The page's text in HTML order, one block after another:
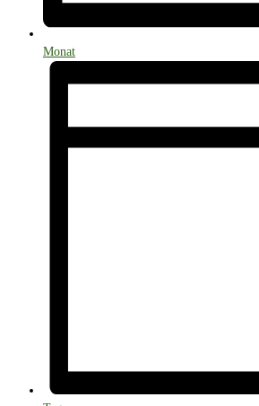
Monat